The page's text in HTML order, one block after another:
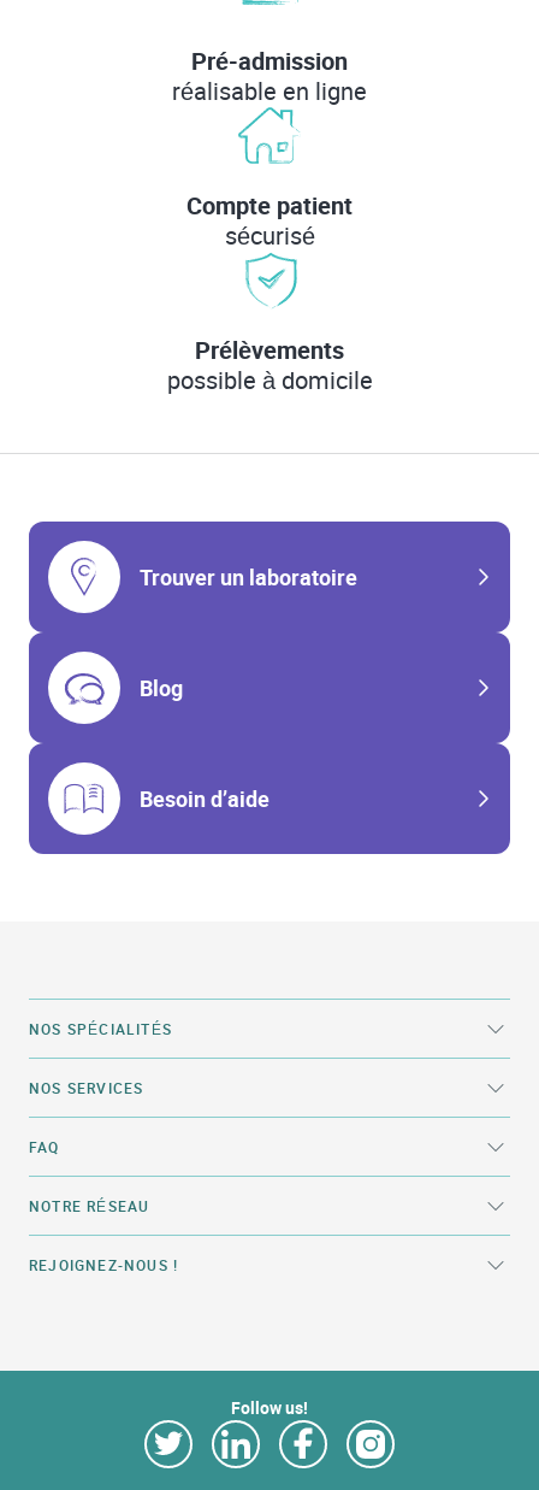
Pré-admission
réalisable en ligne
Compte patient
sécurisé
Prélèvements
possible à domicile
Trouver un laboratoire
Blog
Besoin d’aide
NOS SPÉCIALITÉS
NOS SERVICES
FAQ
NOTRE RÉSEAU
REJOIGNEZ-NOUS !
Follow us!